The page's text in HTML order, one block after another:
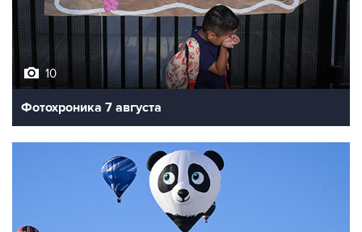
10
Фотохроника 7 августа